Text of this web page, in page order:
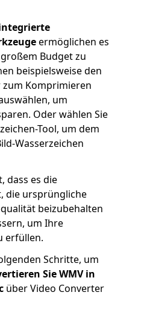
ermöglichen es
Budget zu
beispielsweise den
Komprimieren
um
Oder wählen Sie
Tool, um dem
Wasserzeichen
dass es die
die ursprüngliche
beizubehalten
um Ihre
erfüllen.
Schritte, um
Sie WMV in
über Video Converter